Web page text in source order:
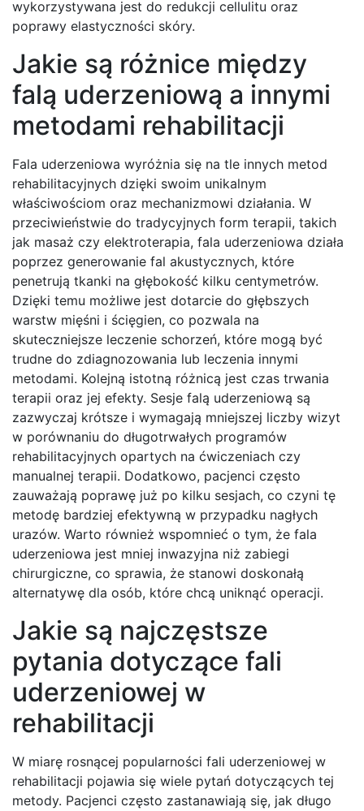
wykorzystywana jest do redukcji cellulitu oraz
poprawy elastyczności skóry.
Jakie są różnice między
falą uderzeniową a innymi
metodami rehabilitacji
Fala uderzeniowa wyróżnia się na tle innych metod
rehabilitacyjnych dzięki swoim unikalnym
właściwościom oraz mechanizmowi działania. W
przeciwieństwie do tradycyjnych form terapii, takich
jak masaż czy elektroterapia, fala uderzeniowa działa
poprzez generowanie fal akustycznych, które
penetrują tkanki na głębokość kilku centymetrów.
Dzięki temu możliwe jest dotarcie do głębszych
warstw mięśni i ścięgien, co pozwala na
skuteczniejsze leczenie schorzeń, które mogą być
trudne do zdiagnozowania lub leczenia innymi
metodami. Kolejną istotną różnicą jest czas trwania
terapii oraz jej efekty. Sesje falą uderzeniową są
zazwyczaj krótsze i wymagają mniejszej liczby wizyt
w porównaniu do długotrwałych programów
rehabilitacyjnych opartych na ćwiczeniach czy
manualnej terapii. Dodatkowo, pacjenci często
zauważają poprawę już po kilku sesjach, co czyni tę
metodę bardziej efektywną w przypadku nagłych
urazów. Warto również wspomnieć o tym, że fala
uderzeniowa jest mniej inwazyjna niż zabiegi
chirurgiczne, co sprawia, że stanowi doskonałą
alternatywę dla osób, które chcą uniknąć operacji.
Jakie są najczęstsze
pytania dotyczące fali
uderzeniowej w
rehabilitacji
W miarę rosnącej popularności fali uderzeniowej w
rehabilitacji pojawia się wiele pytań dotyczących tej
metody. Pacjenci często zastanawiają się, jak długo